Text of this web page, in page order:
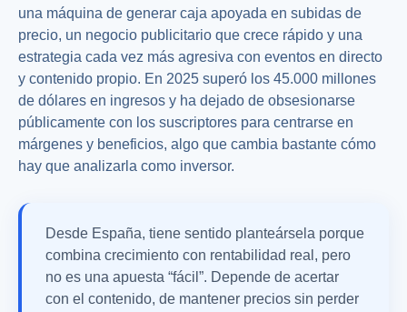
una máquina de generar caja apoyada en subidas de
precio, un negocio publicitario que crece rápido y una
estrategia cada vez más agresiva con eventos en directo
y contenido propio. En 2025 superó los 45.000 millones
de dólares en ingresos y ha dejado de obsesionarse
públicamente con los suscriptores para centrarse en
márgenes y beneficios, algo que cambia bastante cómo
hay que analizarla como inversor.
Desde España, tiene sentido planteársela porque
combina crecimiento con rentabilidad real, pero
no es una apuesta “fácil”. Depende de acertar
con el contenido, de mantener precios sin perder